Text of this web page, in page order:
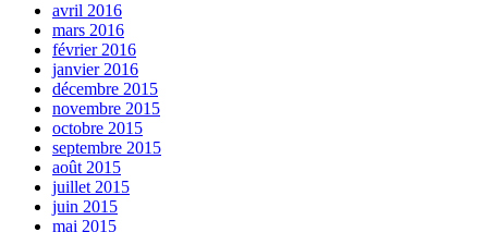
avril 2016
mars 2016
février 2016
janvier 2016
décembre 2015
novembre 2015
octobre 2015
septembre 2015
août 2015
juillet 2015
juin 2015
mai 2015